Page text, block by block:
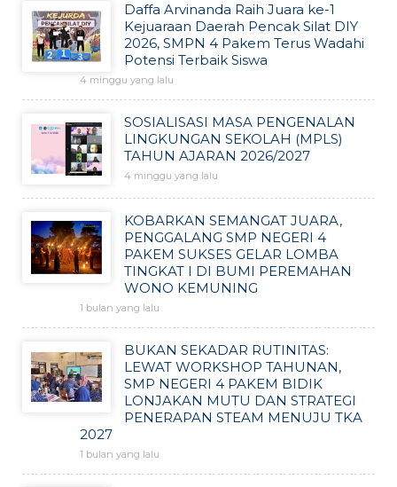
Daffa Arvinanda Raih Juara ke-1
Kejuaraan Daerah Pencak Silat DIY
2026, SMPN 4 Pakem Terus Wadahi
Potensi Terbaik Siswa
4 minggu yang lalu
SOSIALISASI MASA PENGENALAN
LINGKUNGAN SEKOLAH (MPLS)
TAHUN AJARAN 2026/2027
4 minggu yang lalu
KOBARKAN SEMANGAT JUARA,
PENGGALANG SMP NEGERI 4
PAKEM SUKSES GELAR LOMBA
TINGKAT I DI BUMI PEREMAHAN
WONO KEMUNING
1 bulan yang lalu
BUKAN SEKADAR RUTINITAS:
LEWAT WORKSHOP TAHUNAN,
SMP NEGERI 4 PAKEM BIDIK
LONJAKAN MUTU DAN STRATEGI
PENERAPAN STEAM MENUJU TKA
2027
1 bulan yang lalu